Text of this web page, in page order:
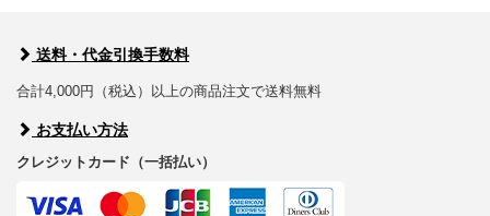
送料・代金引換手数料
合計4,000円（税込）以上の商品注文で送料無料
お支払い方法
クレジットカード（一括払い）